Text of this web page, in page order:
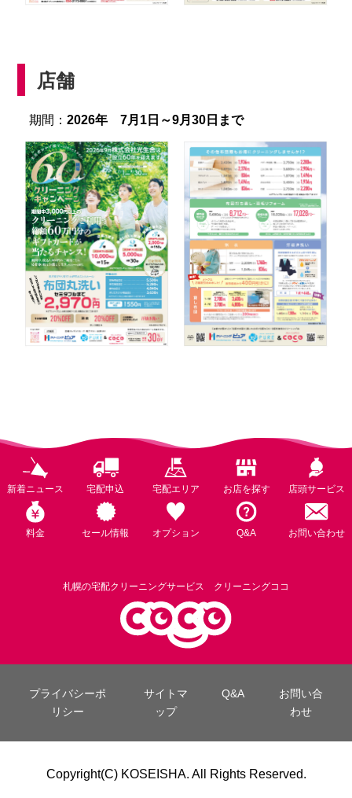
店舗
期間：2026年 7月1日～9月30日まで
新着ニュース 宅配申込 宅配エリア お店を探す 店頭サービス
料金 セール情報 オプション Q&A お問い合わせ
札幌の宅配クリーニングサービス クリーニングココ
プライバシーポ
リシー
サイトマ
ップ
Q&A お問い合
わせ
Copyright(C) KOSEISHA. All Rights Reserved.